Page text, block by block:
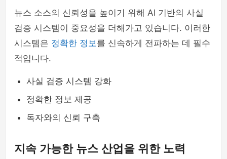
뉴스 소스의 신뢰성을 높이기 위해 AI 기반의 사실
검증 시스템이 중요성을 더해가고 있습니다. 이러한
시스템은 정확한 정보를 신속하게 전파하는 데 필수
적입니다.
사실 검증 시스템 강화
정확한 정보 제공
독자와의 신뢰 구축
지속 가능한 뉴스 산업을 위한 노력